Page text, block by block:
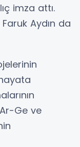
imza attı.
Aydın da
Ge ve